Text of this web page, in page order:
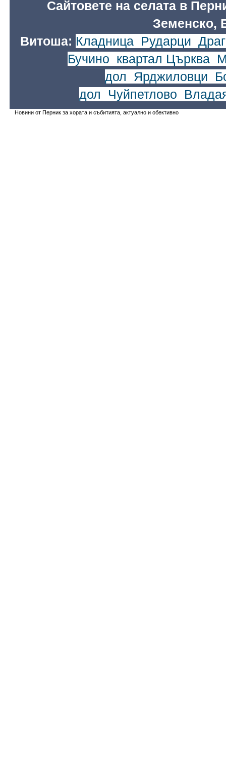
Сайтовете на селата в
Земенско,
Витоша: Кладница, Рударци
Бучино квартал Църква
дол
Ярджиловци
дол
Чуйпетлово
Новини от Перник за хората и събитията, актуално и обективно